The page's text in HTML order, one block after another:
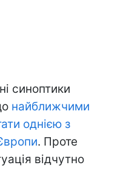
синоптики
найближчими
однією з
. Проте
відчутно